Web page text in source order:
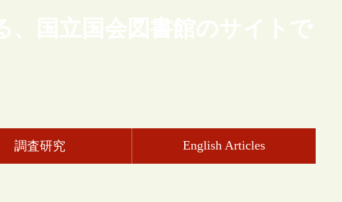
、国立国会図書館のサイトで
調査研究 English Articles